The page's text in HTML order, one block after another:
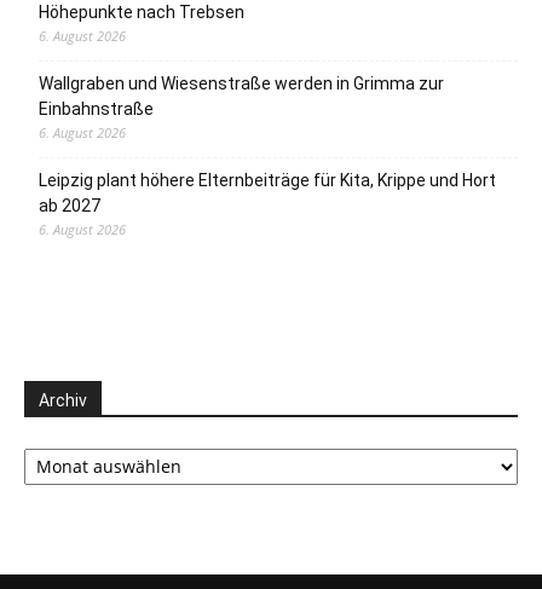
Höhepunkte nach Trebsen
6. August 2026
Wallgraben und Wiesenstraße werden in Grimma zur
Einbahnstraße
6. August 2026
Leipzig plant höhere Elternbeiträge für Kita, Krippe und Hort
ab 2027
6. August 2026
Archiv
Archiv